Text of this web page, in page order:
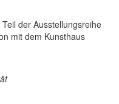
der Ausstellungsreihe
mit dem Kunsthaus